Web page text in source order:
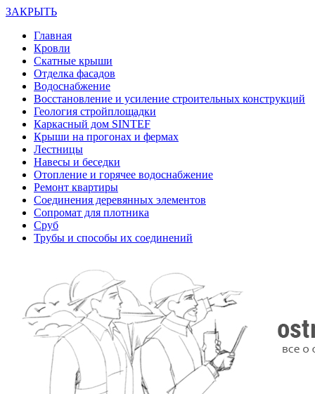
ЗАКРЫТЬ
Главная
Кровли
Скатные крыши
Отделка фасадов
Водоснабжение
Восстановление и усиление строительных конструкций
Геология стройплощадки
Каркасный дом SINTEF
Крыши на прогонах и фермах
Лестницы
Навесы и беседки
Отопление и горячее водоснабжение
Ремонт квартиры
Соединения деревянных элементов
Сопромат для плотника
Сруб
Трубы и способы их соединений